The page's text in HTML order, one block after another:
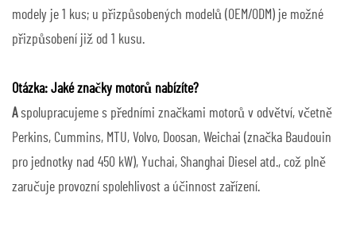
modely je 1 kus; u přizpůsobených modelů (OEM/ODM) je možné
přizpůsobení již od 1 kusu.
Otázka: Jaké značky motorů nabízíte?
Aspolupracujeme s předními značkami motorů v odvětví, včetně
Perkins, Cummins, MTU, Volvo, Doosan, Weichai (značka Baudouin
pro jednotky nad 450 kW), Yuchai, Shanghai Diesel atd., což plně
zaručuje provozní spolehlivost a účinnost zařízení.